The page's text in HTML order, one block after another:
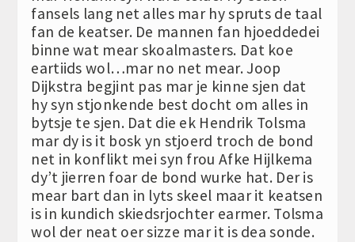
fansels lang net alles mar hy spruts de taal
fan de keatser. De mannen fan hjoeddedei
binne wat mear skoalmasters. Dat koe
eartiids wol…mar no net mear. Joop
Dijkstra begjint pas mar je kinne sjen dat
hy syn stjonkende best docht om alles in
bytsje te sjen. Dat die ek Hendrik Tolsma
mar dy is it bosk yn stjoerd troch de bond
net in konflikt mei syn frou Afke Hijlkema
dy’t jierren foar de bond wurke hat. Der is
mear bart dan in lyts skeel maar it keatsen
is in kundich skiedsrjochter earmer. Tolsma
wol der neat oer sizze mar it is dea sonde.